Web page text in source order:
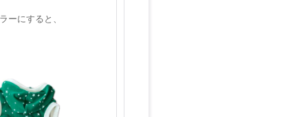
ーにすると、